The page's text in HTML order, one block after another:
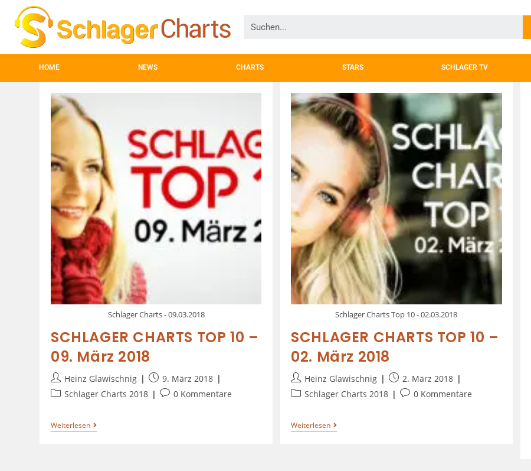
HOME NEWS CHARTS STARS SCHLAGER TV
Schlager Charts - 09.03.2018
SCHLAGER CHARTS TOP 10 –
09. März 2018
Heinz Glawischnig
9. März 2018
Schlager Charts 2018
0 Kommentare
Weiterlesen
Schlager Charts Top 10 - 02.03.2018
SCHLAGER CHARTS TOP 10 –
02. März 2018
Heinz Glawischnig
2. März 2018
Schlager Charts 2018
0 Kommentare
Weiterlesen